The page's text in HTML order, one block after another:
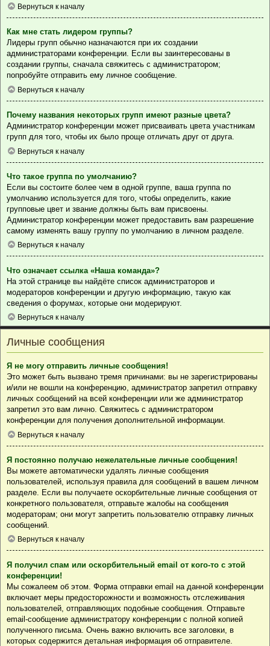
Вернуться к началу
Как мне стать лидером группы?
Лидеры групп обычно назначаются при их создании
администраторами конференции. Если вы заинтересованы в
создании группы, сначала свяжитесь с администратором;
попробуйте отправить ему личное сообщение.
Вернуться к началу
Почему названия некоторых групп имеют разные цвета?
Администратор конференции может присваивать цвета участникам
групп для того, чтобы их было проще отличать друг от друга.
Вернуться к началу
Что такое группа по умолчанию?
Если вы состоите более чем в одной группе, ваша группа по
умолчанию используется для того, чтобы определить, какие
групповые цвет и звание должны быть вам присвоены.
Администратор конференции может предоставить вам разрешение
самому изменять вашу группу по умолчанию в личном разделе.
Вернуться к началу
Что означает ссылка «Наша команда»?
На этой странице вы найдёте список администраторов и
модераторов конференции и другую информацию, такую как
сведения о форумах, которые они модерируют.
Вернуться к началу
Личные сообщения
Я не могу отправить личные сообщения!
Это может быть вызвано тремя причинами: вы не зарегистрированы
и/или не вошли на конференцию, администратор запретил отправку
личных сообщений на всей конференции или же администратор
запретил это вам лично. Свяжитесь с администратором
конференции для получения дополнительной информации.
Вернуться к началу
Я постоянно получаю нежелательные личные сообщения!
Вы можете автоматически удалять личные сообщения
пользователей, используя правила для сообщений в вашем личном
разделе. Если вы получаете оскорбительные личные сообщения от
конкретного пользователя, отправьте жалобы на сообщения
модераторам; они могут запретить пользователю отправку личных
сообщений.
Вернуться к началу
Я получил спам или оскорбительный email от кого-то с этой
конференции!
Мы сожалеем об этом. Форма отправки email на данной конференции
включает меры предосторожности и возможность отслеживания
пользователей, отправляющих подобные сообщения. Отправьте
email-сообщение администратору конференции с полной копией
полученного письма. Очень важно включить все заголовки, в
которых содержится детальная информация об отправителе.